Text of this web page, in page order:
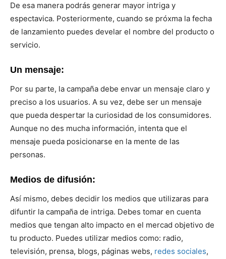
De esa manera podrás generar mayor intriga y
espectavica. Posteriormente, cuando se próxma la fecha
de lanzamiento puedes develar el nombre del producto o
servicio.
Un mensaje:
Por su parte, la campaña debe envar un mensaje claro y
preciso a los usuarios. A su vez, debe ser un mensaje
que pueda despertar la curiosidad de los consumidores.
Aunque no des mucha información, intenta que el
mensaje pueda posicionarse en la mente de las
personas.
Medios de difusión:
Así mismo, debes decidir los medios que utilizaras para
difuntir la campaña de intriga. Debes tomar en cuenta
medios que tengan alto impacto en el mercad objetivo de
tu producto. Puedes utilizar medios como: radio,
televisión, prensa, blogs, páginas webs, redes sociales,